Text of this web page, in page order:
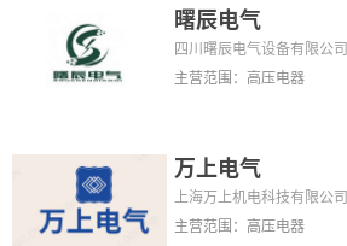
曙辰电气
四川曙辰电气设备有限公司
主营范围：高压电器
万上电气
上海万上机电科技有限公司
主营范围：高压电器